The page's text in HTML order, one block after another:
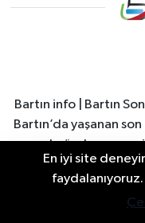
Bartın info | Bartın
Bartın’da yaşanan
yerel gündem, resmi
tüm önemli haberler
olmak üzere
güncel haberler
En iyi site
Valiliğin
hakem boğuldu